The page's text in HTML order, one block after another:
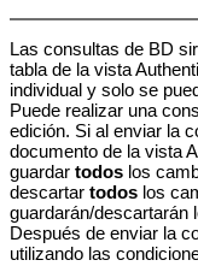
Las consultas de BD
tabla de la vista
individual y solo se
Puede realizar una
edición. Si al enviar la
documento de la vista
guardar todoslos
descartar todoslos
guardarán/descartarán
Después de enviar la
utilizando las